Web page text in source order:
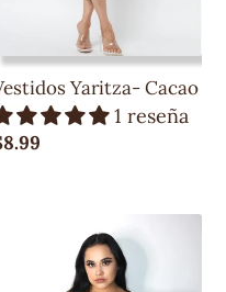
Yaritza- Cacao
1 reseña